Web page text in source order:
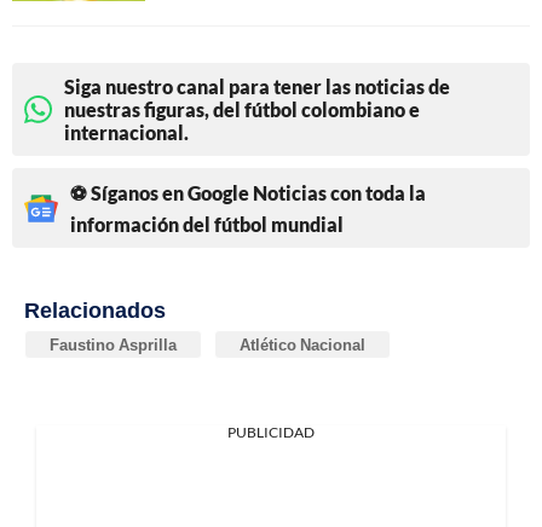
Siga nuestro canal para tener las noticias de
nuestras figuras, del fútbol colombiano e
internacional.
⚽ Síganos en Google Noticias con toda la
información del fútbol mundial
Relacionados
Faustino Asprilla Atlético Nacional
PUBLICIDAD